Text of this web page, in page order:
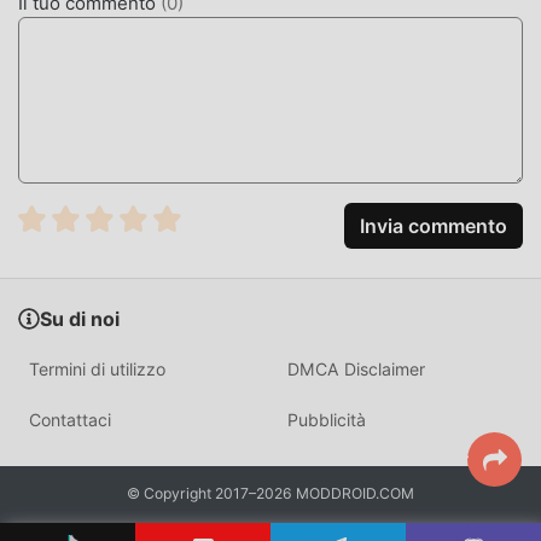
la funzionalità più completa. Inoltre, tutte le mod sono state
autenticate manualmente da moddroid, è gratuito e
disponibile al 100%. Ora devi solo scaricare moddroid sul
client, puoi scaricare e installare la versione mod Free
Pure Browser 2.0.55 con un clic, e poi goderti la comodità
offerta da Pure Browser!
Basta fare clic sul pulsante di download per installare l'APP
moddroid, puoi scaricare direttamente la versione mod
gratuita Pure Browser 2.0.55 nel pacchetto di installazione
moddroid con un clic e ci sono più app mod popolari
Invia commento
Su di noi
Termini di utilizzo DMCA Disclaimer
Contattaci Pubblicità
© Copyright 2017–2026 MODDROID.COM